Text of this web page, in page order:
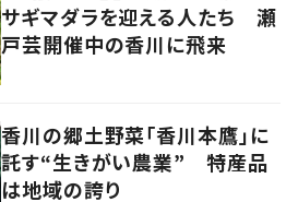
サギマダラを迎える人たち 瀬
戸芸開催中の香川に飛来
香川の郷土野菜「香川本鷹」に
託す“生きがい農業” 特産品
は地域の誇り